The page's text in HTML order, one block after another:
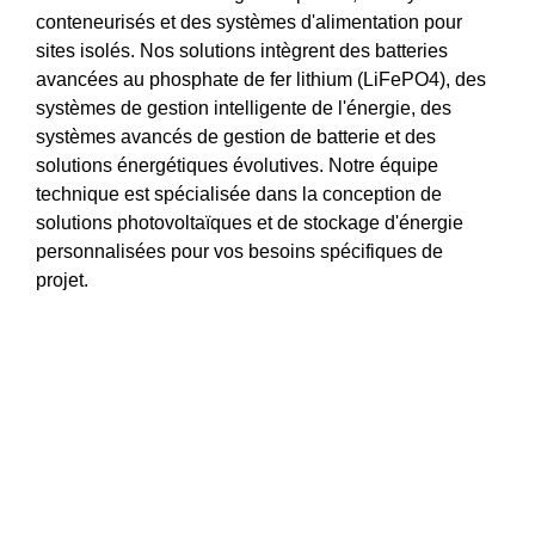
conteneurisés et des systèmes d'alimentation pour
sites isolés. Nos solutions intègrent des batteries
avancées au phosphate de fer lithium (LiFePO4), des
systèmes de gestion intelligente de l'énergie, des
systèmes avancés de gestion de batterie et des
solutions énergétiques évolutives. Notre équipe
technique est spécialisée dans la conception de
solutions photovoltaïques et de stockage d'énergie
personnalisées pour vos besoins spécifiques de
projet.